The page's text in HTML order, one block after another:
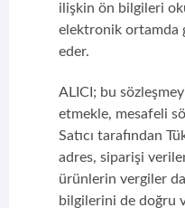
ilişkin ön bilgileri
elektronik ortamda
eder.
ALICI; bu
etmekle, mesafeli
Satıcı tarafından
adres, siparişi
ürünlerin vergiler
bilgilerini de doğru